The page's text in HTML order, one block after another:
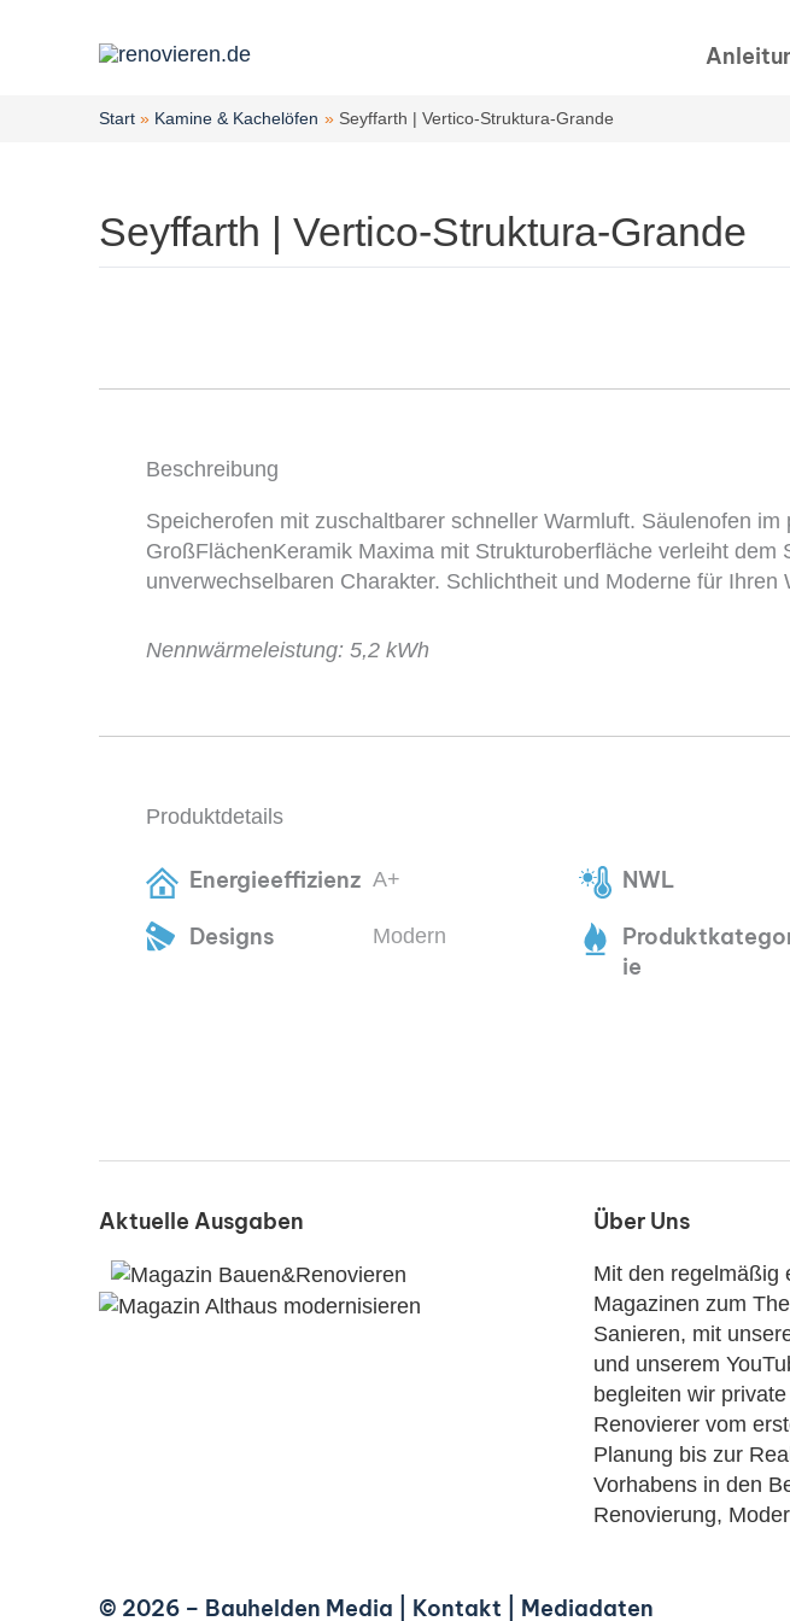
Start Kamine & Kachelöfen Seyffarth | Vertico-Struktura-Grande
Seyffarth | Vertico-Struktura-Grande
Beschreibung
Speicherofen mit zuschaltbarer schneller Warmluft. Säulenofen im
GroßFlächenKeramik Maxima mit Strukturoberfläche verleiht dem
unverwechselbaren Charakter. Schlichtheit und Moderne für Ihren
Nennwärmeleistung: 5,2 kWh
Produktdetails
Energieeffizienz A+ NWL
Designs Modern
ie
Aktuelle Ausgaben Über Uns
Mit den regelmäßig
Magazinen zum
Sanieren, mit
und unserem
begleiten wir
Renovierer vom
Planung bis zur
Vorhabens in den
Renovierung,
© 2026 – Bauhelden Media Kontakt Mediadaten